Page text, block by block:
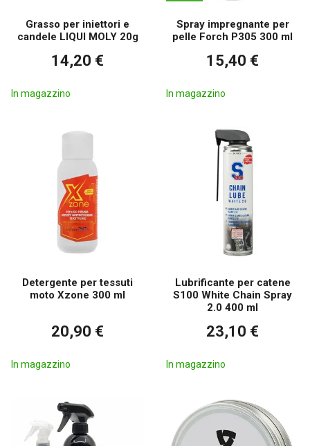
Grasso per iniettori e
candele LIQUI MOLY 20g
14,20 €
In magazzino
Spray impregnante per
pelle Forch P305 300 ml
15,40 €
In magazzino
Detergente per tessuti
moto Xzone 300 ml
20,90 €
In magazzino
Lubrificante per catene
S100 White Chain Spray
2.0 400 ml
23,10 €
In magazzino